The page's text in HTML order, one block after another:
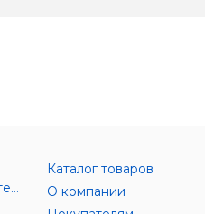
Аксессуары цифровой техники
Каталог товаров
О компании